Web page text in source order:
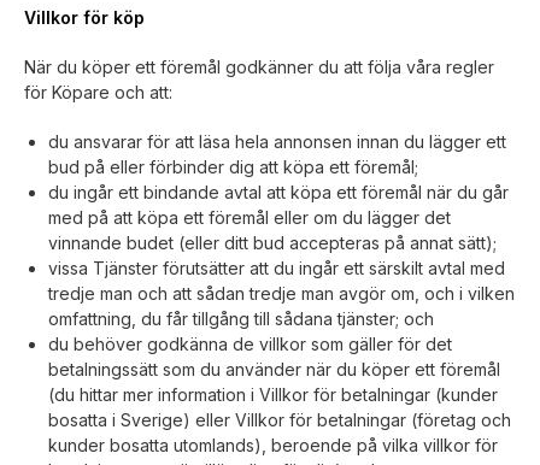
Villkor för köp
När du köper ett föremål godkänner du att följa våra regler
för Köpare och att:
du ansvarar för att läsa hela annonsen innan du lägger ett
bud på eller förbinder dig att köpa ett föremål;
du ingår ett bindande avtal att köpa ett föremål när du går
med på att köpa ett föremål eller om du lägger det
vinnande budet (eller ditt bud accepteras på annat sätt);
vissa Tjänster förutsätter att du ingår ett särskilt avtal med
tredje man och att sådan tredje man avgör om, och i vilken
omfattning, du får tillgång till sådana tjänster; och
du behöver godkänna de villkor som gäller för det
betalningssätt som du använder när du köper ett föremål
(du hittar mer information i Villkor för betalningar (kunder
bosatta i Sverige) eller Villkor för betalningar (företag och
kunder bosatta utomlands), beroende på vilka villkor för